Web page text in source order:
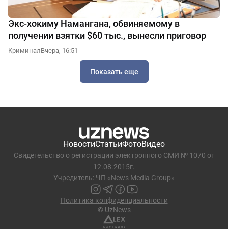
Экс-хокиму Намангана, обвиняемому в
получении взятки $60 тыс., вынесли приговор
КриминалВчера, 16:51
Показать еще
НовостиСтатьиФотоВидео
Свидетельство о регистрации электронного СМИ № 1070 от
12.08.2015г.
Учредитель: ЧП «News Media Group»
Политика конфиденциальности
© UzNews